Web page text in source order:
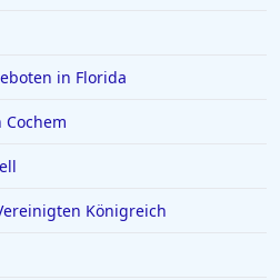
in Florida
Königreich